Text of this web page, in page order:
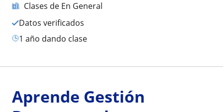
Clases de En General
Datos verificados
1 año dando clase
Aprende Gestión